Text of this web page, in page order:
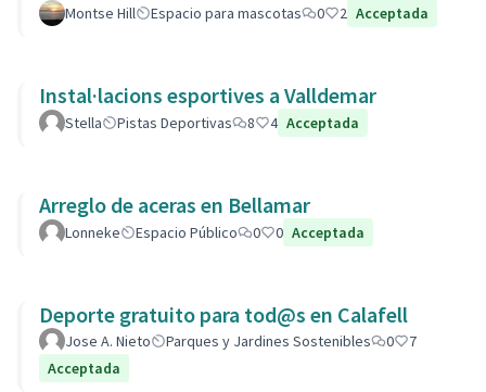
Montse Hill Espacio para mascotas 0 2 Acceptada
Instal·lacions esportives a Valldemar
Stella Pistas Deportivas 8 4 Acceptada
Arreglo de aceras en Bellamar
Lonneke Espacio Público 0 0 Acceptada
Deporte gratuito para tod@s en Calafell
Jose A. Nieto Parques y Jardines Sostenibles 0
7
Acceptada